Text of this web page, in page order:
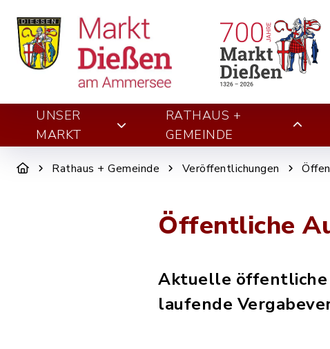
UNSER
MARKT
RATHAUS +
GEMEINDE
Rathaus + Gemeinde Veröffentlichungen
Öffentliche
Aktuelle öffentliche
laufende